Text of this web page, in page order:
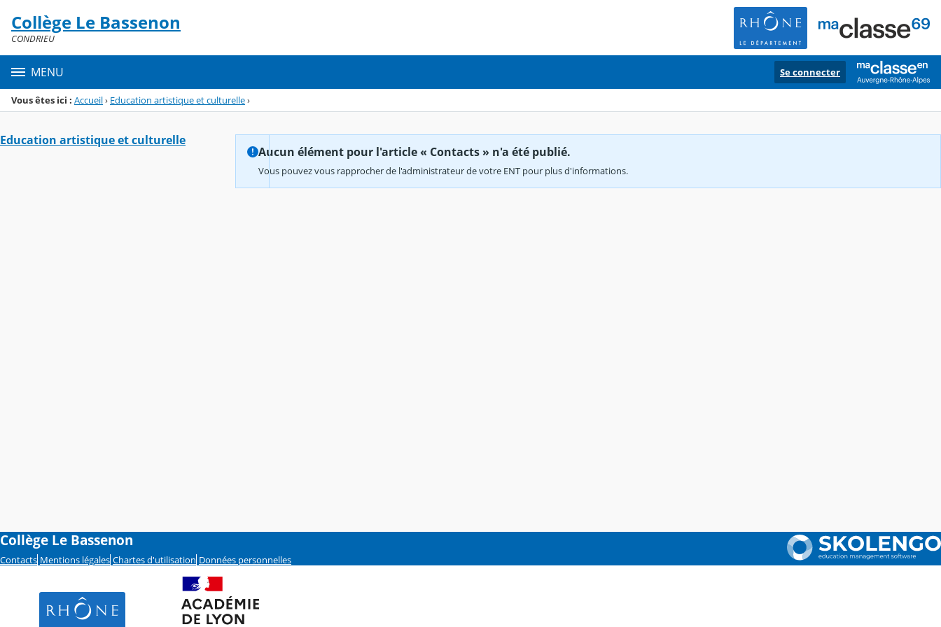
Menu de la rubrique
Contenu
Collège Le Bassenon
CONDRIEU
MENU Se connecter
Vous êtes ici : Accueil› Education artistique et culturelle›
Education artistique et culturelle
Aucun élément pour l'article « Contacts » n'a été publié.
Vous pouvez vous rapprocher de l'administrateur de votre ENT pour plus d'informations.
Collège Le Bassenon
Contacts Mentions légales Chartes d'utilisation Données personnelles